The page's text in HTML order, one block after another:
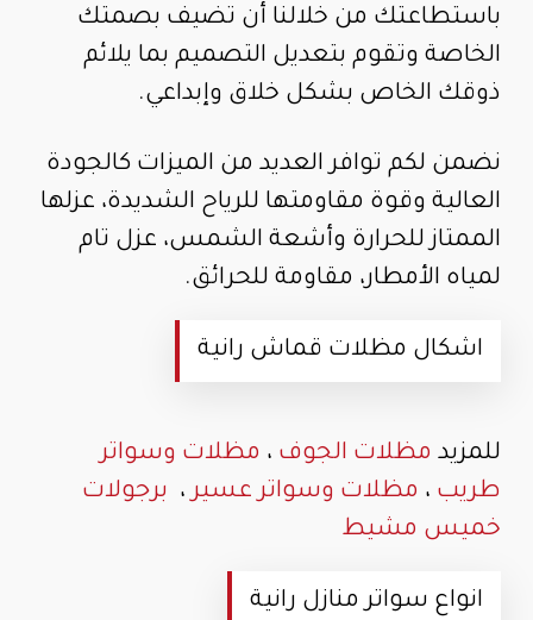
باستطاعتك من خلالنا أن تضيف بصمتك
الخاصة وتقوم بتعديل التصميم بما يلائم
ذوقك الخاص بشكل خلاق وإبداعي.
نضمن لكم توافر العديد من الميزات كالجودة
العالية وقوة مقاومتها للرياح الشديدة، عزلها
الممتاز للحرارة وأشعة الشمس، عزل تام
لمياه الأمطار، مقاومة للحرائق.
اشكال مظلات قماش رانية
للمزيد مظلات الجوف ، مظلات وسواتر
طريب ، مظلات وسواتر عسير، برجولات
خميس مشيط
انواع سواتر منازل رانية